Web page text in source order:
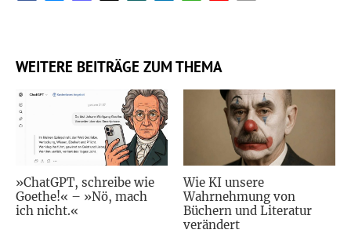
WEITERE BEITRÄGE ZUM THEMA
»ChatGPT, schreibe wie
Goethe!« – »Nö, mach
ich nicht.«
Wie KI unsere
Wahrnehmung von
Büchern und Literatur
verändert